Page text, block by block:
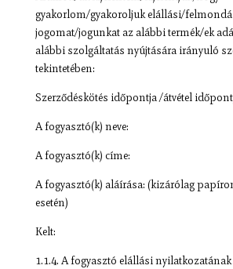
gyakorlom/gyakoroljuk elállási/
jogomat/jogunkat az alábbi termék/ek
alábbi szolgáltatás nyújtására irányuló
tekintetében:
Szerződéskötés időpontja /átvétel
A fogyasztó(k) neve:
A fogyasztó(k) címe:
A fogyasztó(k) aláírása: (kizárólag
esetén)
Kelt:
1.1.4. A fogyasztó elállási nyilatkozatának